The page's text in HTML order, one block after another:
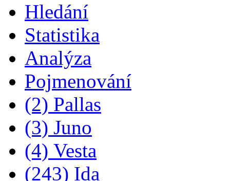
Hledání
Statistika
Analýza
Pojmenování
(2) Pallas
(3) Juno
(4) Vesta
(243) Ida